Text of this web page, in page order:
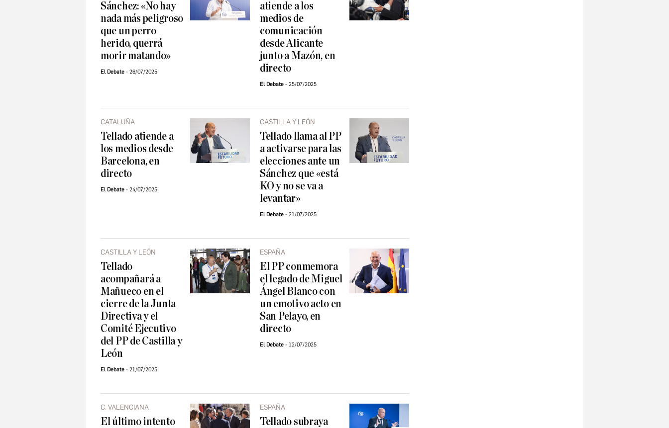
Sánchez: «No hay
nada más peligroso
que un perro
herido, querrá
morir matando»
El Debate 26/07/2025
atiende a los
medios de
comunicación
desde Alicante
junto a Mazón, en
directo
El Debate 25/07/2025
CATALUÑA
Tellado atiende a
los medios desde
Barcelona, en
directo
El Debate 24/07/2025
CASTILLA Y LEÓN
Tellado llama al PP
a activarse para las
elecciones ante un
Sánchez que «está
KO y no se va a
levantar»
El Debate 21/07/2025
CASTILLA Y LEÓN
Tellado
acompañará a
Mañueco en el
cierre de la Junta
Directiva y el
Comité Ejecutivo
del PP de Castilla y
León
El Debate 21/07/2025
ESPAÑA
El PP conmemora
el legado de Miguel
Ángel Blanco con
un emotivo acto en
San Pelayo, en
directo
El Debate 12/07/2025
C. VALENCIANA
El último intento
ESPAÑA
Tellado subraya